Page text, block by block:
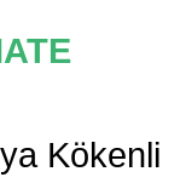
Kökenli